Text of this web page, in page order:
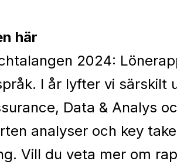
här
2024:
I år lyfter vi särskilt
Data & Analys
analyser och key
Vill du veta mer om